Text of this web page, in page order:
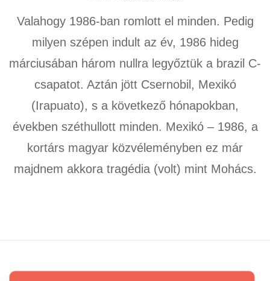
Valahogy 1986-ban romlott el minden. Pedig
milyen szépen indult az év, 1986 hideg
márciusában három nullra legyőztük a brazil C-
csapatot. Aztán jött Csernobil, Mexikó
(Irapuato), s a következő hónapokban,
években széthullott minden. Mexikó – 1986, a
kortárs magyar közvéleményben ez már
majdnem akkora tragédia (volt) mint Mohács.